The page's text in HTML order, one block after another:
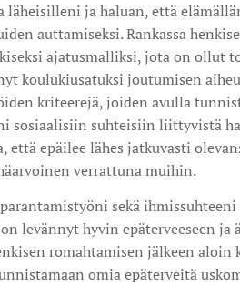
läheisilleni ja haluan, että
auttamiseksi. Rankassa
ajatusmalliksi, jota on ollut
koulukiusatuksi joutumisen
kriteerejä, joiden avulla
sosiaalisiin suhteisiin liittyvistä
epäilee lähes jatkuvasti
verrattuna muihin.
sekä
levännyt hyvin epäterveeseen ja
romahtamisen jälkeen
omia epäterveitä